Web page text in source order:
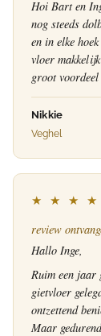
Hoi Bart en
nog steeds
en in elke
vloer
groot
Nikkie
Veghel
★ ★ ★ ★
review
Hallo Inge,
Ruim een jaar
gietvloer
ontzettend
Maar